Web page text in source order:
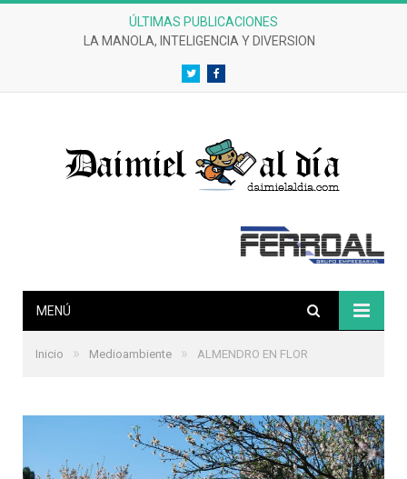
ÚLTIMAS PUBLICACIONES
LA MANOLA, INTELIGENCIA Y DIVERSION
TwitterFacebook
MENÚ
Inicio » Medioambiente » ALMENDRO EN FLOR